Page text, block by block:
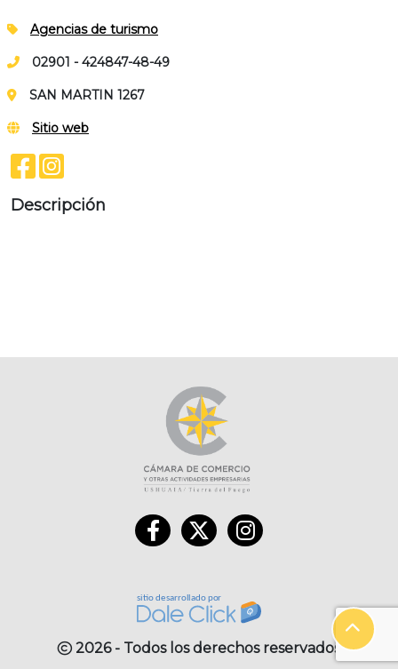
Agencias de turismo
02901 - 424847-48-49
SAN MARTIN 1267
Sitio web
Descripción
2026 - Todos los derechos reservados